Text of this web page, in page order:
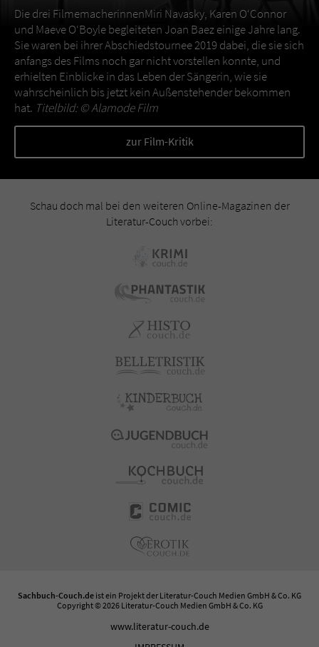
Die drei FilmemacherinnenMiri Navasky, Karen O‘Connor
und Maeve O‘Boyle begleiteten Joan Baez einige Jahre lang.
Sie waren bei ihrer Abschiedstournee 2019 dabei, die sie sich
anfangs des Films noch gar nicht vorstellen konnte, und
erhielten Einblicke in das Leben der Sängerin, wie sie
wahrscheinlich bis jetzt kein Außenstehender bekommen
hat. Titelbild: ©Alamode Film
zur Film-Kritik
Schau doch mal bei den weiteren Online-Magazinen der
Literatur-Couch vorbei:
Sachbuch-Couch.de ist ein Projekt der Literatur-Couch Medien GmbH & Co. KG
Copyright © 2026 Literatur-Couch Medien GmbH & Co. KG
www.literatur-couch.de